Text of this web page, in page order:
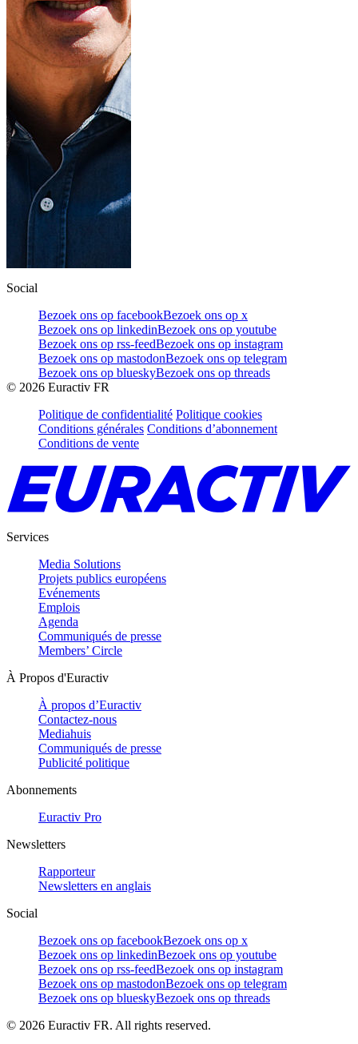
Social
Bezoek ons op facebookBezoek ons op x
Bezoek ons op linkedinBezoek ons op youtube
Bezoek ons op rss-feedBezoek ons op instagram
Bezoek ons op mastodonBezoek ons op telegram
Bezoek ons op blueskyBezoek ons op threads
© 2026 Euractiv FR
Politique de confidentialité Politique cookies
Conditions générales Conditions d’abonnement
Conditions de vente
Services
Media Solutions
Projets publics européens
Evénements
Emplois
Agenda
Communiqués de presse
Members’ Circle
À Propos d'Euractiv
À propos d’Euractiv
Contactez-nous
Mediahuis
Communiqués de presse
Publicité politique
Abonnements
Euractiv Pro
Newsletters
Rapporteur
Newsletters en anglais
Social
Bezoek ons op facebookBezoek ons op x
Bezoek ons op linkedinBezoek ons op youtube
Bezoek ons op rss-feedBezoek ons op instagram
Bezoek ons op mastodonBezoek ons op telegram
Bezoek ons op blueskyBezoek ons op threads
© 2026 Euractiv FR. All rights reserved.